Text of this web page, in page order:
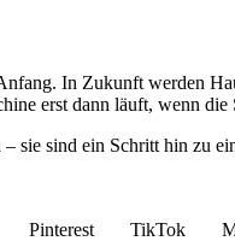
In Zukunft werden
erst dann läuft, wenn
sie sind ein Schritt hin zu
Pinterest TikTok